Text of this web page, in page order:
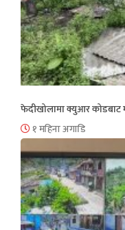
फेदीखोलामा क्युआर कोडबाट
१ महिना अगाडि